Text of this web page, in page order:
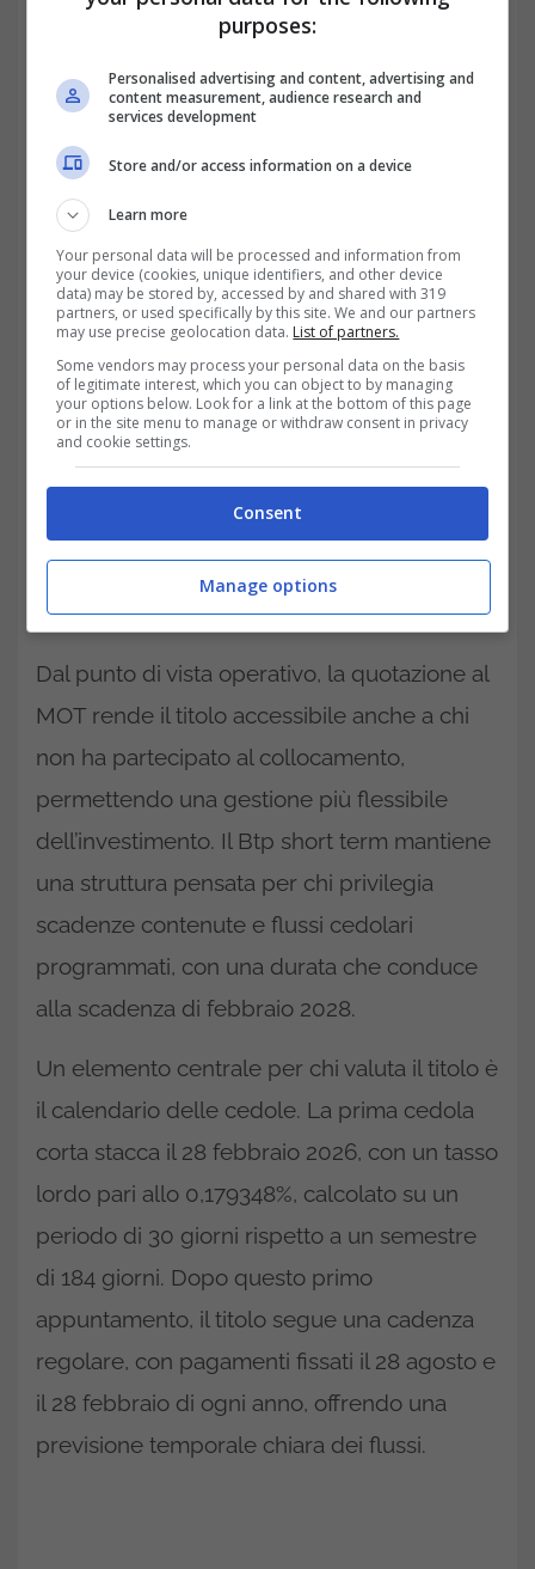
Il titolo arriva a questo appuntamento forte
di un collocamento avvenuto il 27 gennaio
2026, concluso con un’emissione pari a 3
miliardi di euro a fronte di richieste
complessive che hanno sfiorato i 4,91
miliardi di euro. Un dato che segnala un
Btp short term febbraio 2028 tra le emissioni
più osservate di inizio anno.
Dal punto di vista operativo, la quotazione al
MOT rende il titolo accessibile anche a chi
non ha partecipato al collocamento,
permettendo una gestione più flessibile
dell’investimento. Il Btp short term mantiene
una struttura pensata per chi privilegia
scadenze contenute e flussi cedolari
programmati, con una durata che conduce
alla scadenza di febbraio 2028.
Un elemento centrale per chi valuta il titolo è
il calendario delle cedole. La prima cedola
corta stacca il 28 febbraio 2026, con un tasso
lordo pari allo 0,179348%, calcolato su un
periodo di 30 giorni rispetto a un semestre
di 184 giorni. Dopo questo primo
appuntamento, il titolo segue una cadenza
regolare, con pagamenti fissati il 28 agosto e
il 28 febbraio di ogni anno, offrendo una
previsione temporale chiara dei flussi.
purposes:
Personalised advertising and content, advertising and
content measurement, audience research and
services development
Store and/or access information on a device
Learn more
Your personal data will be processed and information from
your device (cookies, unique identifiers, and other device
data) may be stored by, accessed by and shared with 319
partners, or used specifically by this site. We and our partners
may use precise geolocation data. List of partners.
Some vendors may process your personal data on the basis
of legitimate interest, which you can object to by managing
your options below. Look for a link at the bottom of this page
or in the site menu to manage or withdraw consent in privacy
and cookie settings.
Consent
Manage options